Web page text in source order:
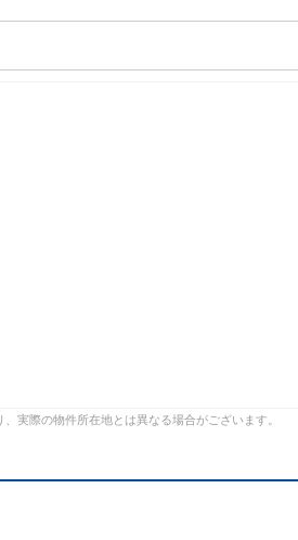
実際の物件所在地とは異なる場合がございます。